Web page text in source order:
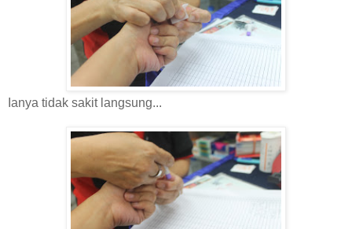
Ianya tidak sakit langsung...